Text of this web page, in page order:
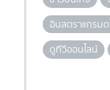
อินสตราแกรมด
ดูทีวีออนไลน์